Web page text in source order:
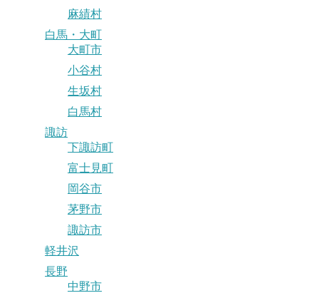
麻績村
白馬・大町
大町市
小谷村
生坂村
白馬村
諏訪
下諏訪町
富士見町
岡谷市
茅野市
諏訪市
軽井沢
長野
中野市